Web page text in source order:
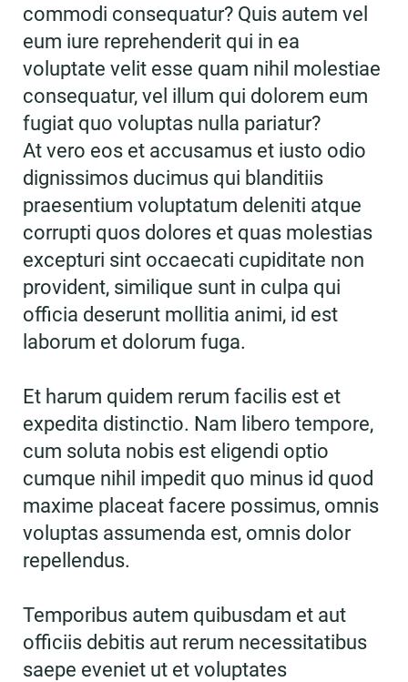
commodi consequatur? Quis autem vel
eum iure reprehenderit qui in ea
voluptate velit esse quam nihil molestiae
consequatur, vel illum qui dolorem eum
fugiat quo voluptas nulla pariatur?
At vero eos et accusamus et iusto odio
dignissimos ducimus qui blanditiis
praesentium voluptatum deleniti atque
corrupti quos dolores et quas molestias
excepturi sint occaecati cupiditate non
provident, similique sunt in culpa qui
officia deserunt mollitia animi, id est
laborum et dolorum fuga.
Et harum quidem rerum facilis est et
expedita distinctio. Nam libero tempore,
cum soluta nobis est eligendi optio
cumque nihil impedit quo minus id quod
maxime placeat facere possimus, omnis
voluptas assumenda est, omnis dolor
repellendus.
Temporibus autem quibusdam et aut
officiis debitis aut rerum necessitatibus
saepe eveniet ut et voluptates